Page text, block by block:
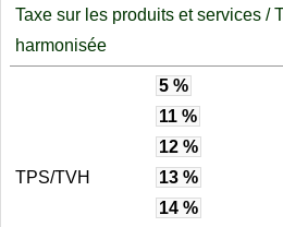
Taxe sur les produits et services /
harmonisée
TPS/TVH
5 %
11 %
12 %
13 %
14 %